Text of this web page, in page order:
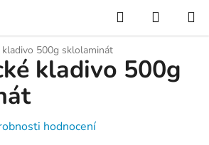
Hledat
KOŠÍK
kladivo 500g sklolaminát
kladivo 500g
hodnocení